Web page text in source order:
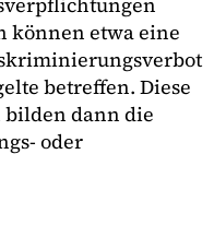
können etwa eine
betreffen. Diese
dann die
oder